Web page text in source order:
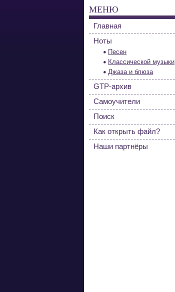
МЕНЮ
Главная
Ноты
Песен
Классической музыки
Джаза и блюза
GTP-архив
Самоучители
Поиск
Как открыть файл?
Наши партнёры